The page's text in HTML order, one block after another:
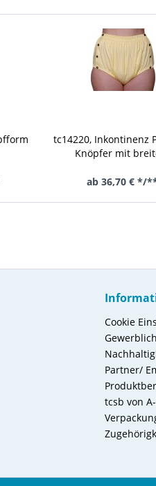
tc14220, Inkontinenz
Knöpfer mit
geschnit
ab 36,70 € */
Cookie
Partner/
tcsb von